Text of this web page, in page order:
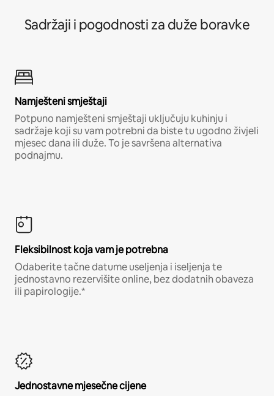
Sadržaji i pogodnosti za duže boravke
Namješteni smještaji
Potpuno namješteni smještaji uključuju kuhinju i
sadržaje koji su vam potrebni da biste tu ugodno živjeli
mjesec dana ili duže. To je savršena alternativa
podnajmu.
Fleksibilnost koja vam je potrebna
Odaberite tačne datume useljenja i iseljenja te
jednostavno rezervišite online, bez dodatnih obaveza
ili papirologije.*
Jednostavne mjesečne cijene